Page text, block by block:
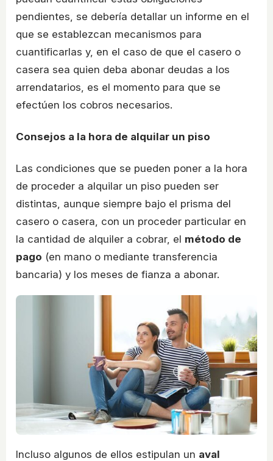
pendientes, se debería detallar un informe en el
que se establezcan mecanismos para
cuantificarlas y, en el caso de que el casero o
casera sea quien deba abonar deudas a los
arrendatarios, es el momento para que se
efectúen los cobros necesarios.
Consejos a la hora de alquilar un piso
Las condiciones que se pueden poner a la hora
de proceder a alquilar un piso pueden ser
distintas, aunque siempre bajo el prisma del
casero o casera, con un proceder particular en
la cantidad de alquiler a cobrar, el método de
pago (en mano o mediante transferencia
bancaria) y los meses de fianza a abonar.
Incluso algunos de ellos estipulan un aval